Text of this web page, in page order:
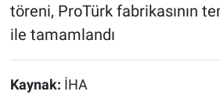
töreni, ProTürk fabrikasının
ile tamamlandı
Kaynak: İHA